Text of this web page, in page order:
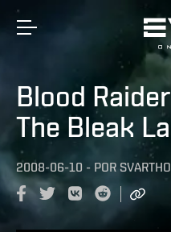
Blood
The Bleak
2008-06-10 - POR